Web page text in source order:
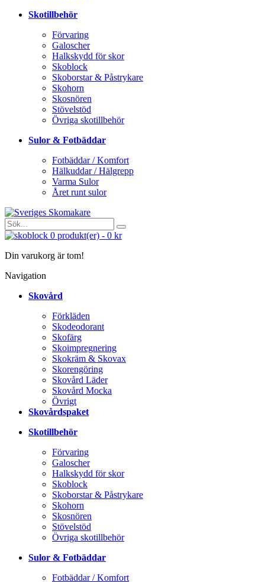
Skotillbehör
Förvaring
Galoscher
Halkskydd för skor
Skoblock
Skoborstar & Påstrykare
Skohorn
Skosnören
Stövelstöd
Övriga skotillbehör
Sulor & Fotbäddar
Fotbäddar / Komfort
Hälkuddar / Hälgrepp
Varma Sulor
Året runt sulor
0 produkt(er) - 0 kr
Din varukorg är tom!
Navigation
Skovård
Förkläden
Skodeodorant
Skofärg
Skoimpregnering
Skokräm & Skovax
Skorengöring
Skovård Läder
Skovård Mocka
Övrigt
Skovårdspaket
Skotillbehör
Förvaring
Galoscher
Halkskydd för skor
Skoblock
Skoborstar & Påstrykare
Skohorn
Skosnören
Stövelstöd
Övriga skotillbehör
Sulor & Fotbäddar
Fotbäddar / Komfort